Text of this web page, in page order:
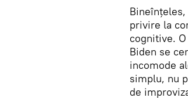
privire la
cognitive.
Biden se
incomode
simplu, nu
de